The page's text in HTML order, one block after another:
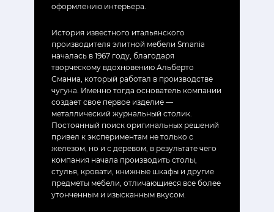
оформлению интерьера.
История известного итальянского
производителя элитной мебели Smania
началась в 1967 году, благодаря
творческому вдохновению Альберто
Сманиа, который работал в производстве
чугуна. Именно тогда основатель компании
создает свое первое изделие —
металлический журнальный столик.
Постоянный поиск оригинальных решений
привел к экспериментам не только с
железом, но и с деревом, в результате чего
компания начала производить столы,
стулья, кровати, книжные шкафы и другие
предметы мебели, отличающиеся все более
утонченным и изысканным вкусом.